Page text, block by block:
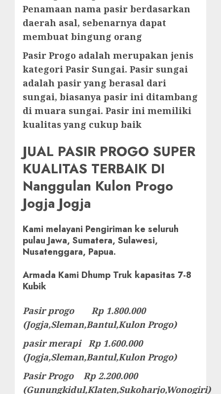
Penamaan nama pasir berdasarkan
daerah asal, sebenarnya dapat
membuat bingung orang
Pasir Progo adalah merupakan jenis
kategori Pasir Sungai. Pasir sungai
adalah pasir yang berasal dari
sungai, biasanya pasir ini ditambang
di muara sungai. Pasir ini memiliki
kualitas yang cukup baik
JUAL PASIR PROGO SUPER
KUALITAS TERBAIK DI
Nanggulan Kulon Progo
Jogja Jogja
Kami melayani Pengiriman ke seluruh
pulau Jawa, Sumatera, Sulawesi,
Nusatenggara, Papua.
Armada Kami Dhump Truk kapasitas 7-8
Kubik
Pasir progo Rp 1.800.000
(Jogja,Sleman,Bantul,Kulon Progo)
pasir merapi Rp 1.600.000
(Jogja,Sleman,Bantul,Kulon Progo)
Pasir Progo Rp 2.200.000
(Gunungkidul,Klaten,Sukoharjo,Wonogiri)